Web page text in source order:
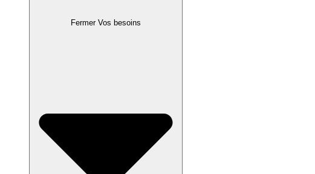
Fermer Vos besoins